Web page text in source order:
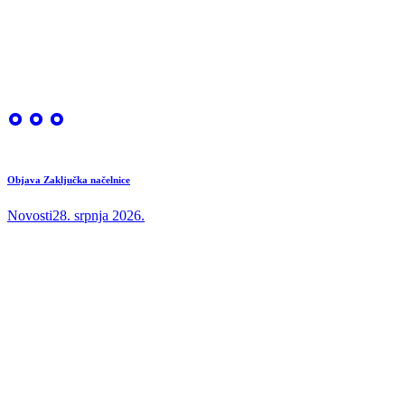
Objava Zaključka načelnice
Novosti28. srpnja 2026.